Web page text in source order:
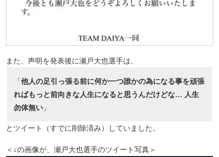
また、声明を発表後に瀬戸大也選手は、
「他人の足引っ張る前に何か一つ誰かの為になる事を頑張
ればもっと前向きな人生になると思うんだけどな… 人生
勿体無い 」
とツイート（すでに削除済み）していました。
＜↓の画像が、瀬戸大也選手のツイート写真＞